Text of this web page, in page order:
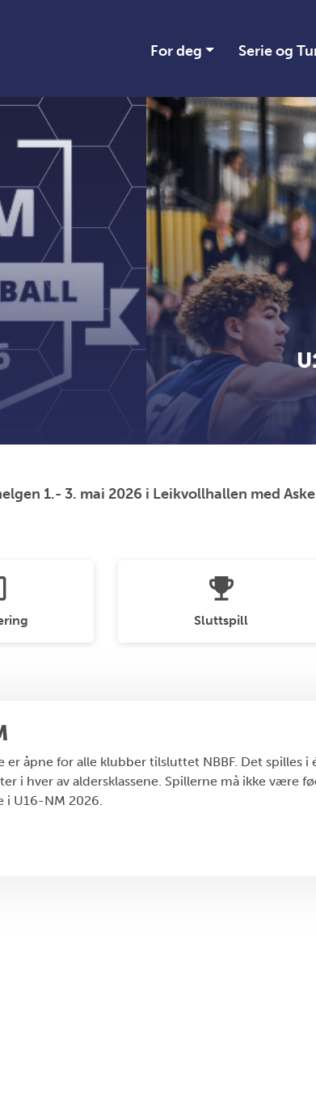
For deg Serie og
1.- 3. mai 2026 i Leikvollhallen med
emoji_events
Sluttspill
er åpne for alle klubber tilsluttet NBBF. Det spilles i
i hver av aldersklassene. Spillerne må ikke være
i U16-NM 2026.